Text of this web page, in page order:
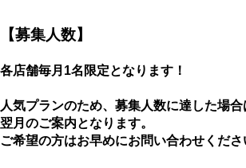
【募集人数】
各店舗毎月1名限定となります！
人気プランのため、募集人数に達した場合
翌月のご案内となります。
ご希望の方はお早めにお問い合わせくださ